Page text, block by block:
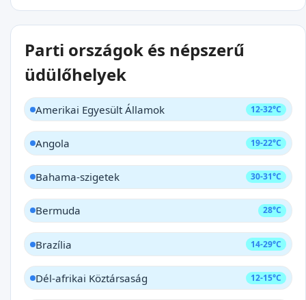
Parti országok és népszerű
üdülőhelyek
Amerikai Egyesült Államok 12-32°C
Angola 19-22°C
Bahama-szigetek 30-31°C
Bermuda 28°C
Brazília 14-29°C
Dél-afrikai Köztársaság 12-15°C